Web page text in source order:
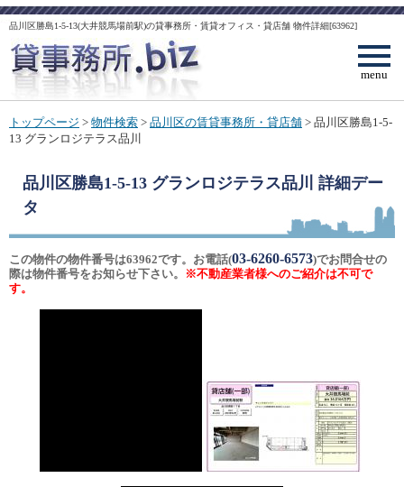
品川区勝島1-5-13(大井競馬場前駅)の貸事務所・賃貸オフィス・貸店舗 物件詳細[63962]
menu
トップページ > 物件検索 > 品川区の賃貸事務所・貸店舗 > 品川区勝島1-5-
13 グランロジテラス品川
品川区勝島1-5-13 グランロジテラス品川
詳細デー
タ
この物件の物件番号は63962です。お電話(03-6260-6573)でお問合せの
際は物件番号をお知らせ下さい。
※不動産業者様へのご紹介は不可で
す。